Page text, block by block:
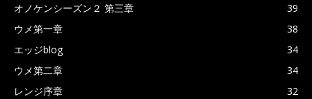
オノケンシーズン２ 第三章
39
ウメ第一章
38
エッジblog
34
ウメ第二章
34
レンジ序章
32